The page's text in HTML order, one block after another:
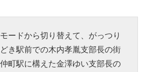
ードから切り替えて、がっつり
き駅前での木内孝胤支部長の街
町駅に構えた金澤ゆい支部長の